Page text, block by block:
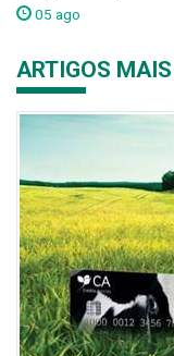
05 ago
ARTIGOS